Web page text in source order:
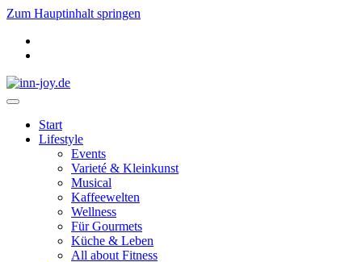
Zum Hauptinhalt springen
Start
Lifestyle
Events
Varieté & Kleinkunst
Musical
Kaffeewelten
Wellness
Für Gourmets
Küche & Leben
All about Fitness